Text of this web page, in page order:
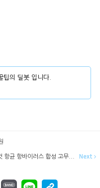
팁의 딜봇 입니다.
항균 항바이러스 합성 고무... Next